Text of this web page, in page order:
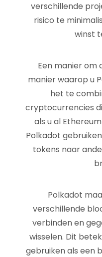
verschillende
risico te
winst
Een manier om
manier waarop u
het te
cryptocurrencies
als u al
Polkadot
tokens naar
Polkadot
verschillende
verbinden en
wisselen. Dit
gebruiken als een